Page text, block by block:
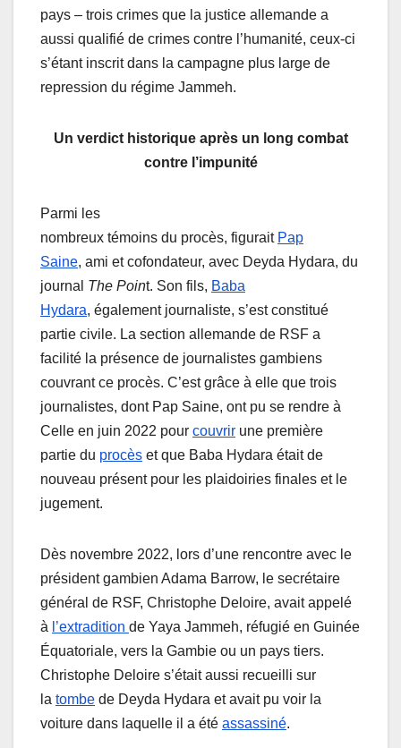
pays – trois crimes que la justice allemande a
aussi qualifié de crimes contre l’humanité, ceux-ci
s’étant inscrit dans la campagne plus large de
repression du régime Jammeh.
Un verdict historique après un long combat
contre l’impunité
Parmi les
nombreux témoins du procès, figurait Pap
Saine, ami et cofondateur, avec Deyda Hydara, du
journal The Point. Son fils, Baba
Hydara, également journaliste, s’est constitué
partie civile. La section allemande de RSF a
facilité la présence de journalistes gambiens
couvrant ce procès. C’est grâce à elle que trois
journalistes, dont Pap Saine, ont pu se rendre à
Celle en juin 2022 pour couvrir une première
partie du procès et que Baba Hydara était de
nouveau présent pour les plaidoiries finales et le
jugement.
Dès novembre 2022, lors d’une rencontre avec le
président gambien Adama Barrow, le secrétaire
général de RSF, Christophe Deloire, avait appelé
à l’extradition de Yaya Jammeh, réfugié en Guinée
Équatoriale, vers la Gambie ou un pays tiers.
Christophe Deloire s’était aussi recueilli sur
la tombe de Deyda Hydara et avait pu voir la
voiture dans laquelle il a été assassiné.